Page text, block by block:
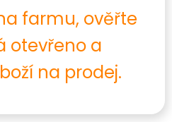
farmu, ověřte
otevřeno a
na prodej.